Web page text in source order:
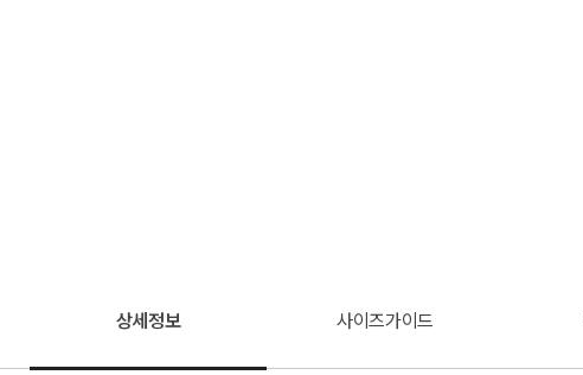
상세정보 사이즈가이드